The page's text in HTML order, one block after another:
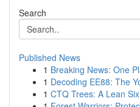
Search
Published News
1 Breaking News: One
1 Decoding EE88: The
1 CTQ Trees: A Lean